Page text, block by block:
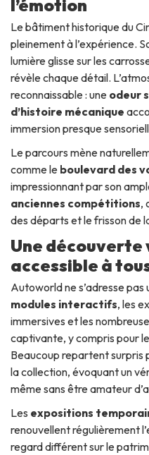
l’émotion
Le bâtiment historique du
pleinement à l’expérience.
lumière glisse sur les
révèle chaque détail.
reconnaissable : une odeur
d’histoire mécanique
immersion presque
Le parcours mène
comme le boulevard des
impressionnant par son
anciennes compétitions,
des départs et le frisson de
Une
accessible à
Autoworld ne s’adresse
modules interactifs, les
immersives et les
captivante, y compris pour
Beaucoup repartent surpris
la collection, évoquant un
même sans être amateur
Les expositions
renouvellent régulièrement
regard différent sur le